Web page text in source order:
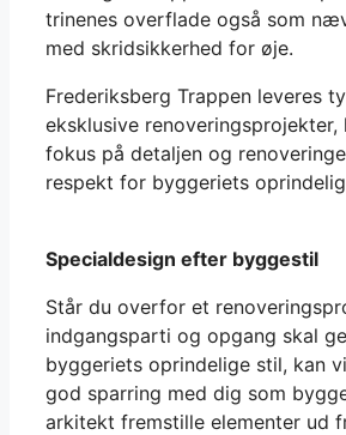
trinenes overflade også som
med skridsikkerhed for øje.
Frederiksberg Trappen leveres
eksklusive renoveringsprojekter,
fokus på detaljen og
respekt for byggeriets
Specialdesign efter byggestil
Står du overfor et
indgangsparti og opgang skal
byggeriets oprindelige stil, kan
god sparring med dig som
arkitekt fremstille elementer ud